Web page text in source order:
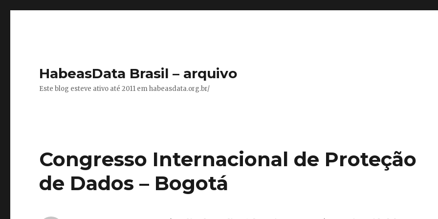
HabeasData Brasil – arquivo
Este blog esteve ativo até 2011 em habeasdata.org.br/
Congresso Internacional de Proteção
de Dados – Bogotá